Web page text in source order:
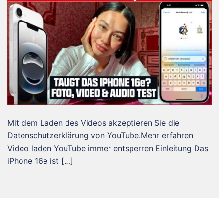
Mit dem Laden des Videos akzeptieren Sie die
Datenschutzerklärung von YouTube.Mehr erfahren
Video laden YouTube immer entsperren Einleitung Das
iPhone 16e ist […]